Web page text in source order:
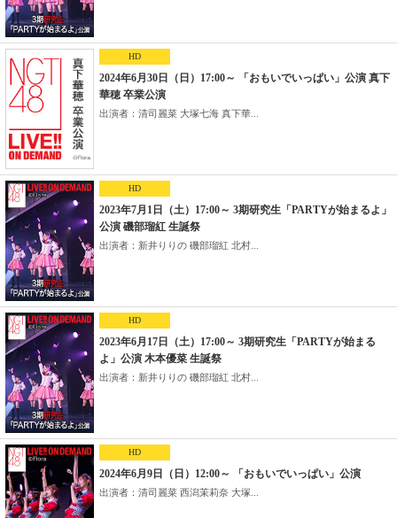
HD
2024年6月30日（日）17:00～ 「おもいでいっぱい」公演 真下
華穂 卒業公演
出演者：清司麗菜 大塚七海 真下華...
HD
2023年7月1日（土）17:00～ 3期研究生「PARTYが始まるよ」
公演 磯部瑠紅 生誕祭
出演者：新井りりの 磯部瑠紅 北村...
HD
2023年6月17日（土）17:00～ 3期研究生「PARTYが始まる
よ」公演 木本優菜 生誕祭
出演者：新井りりの 磯部瑠紅 北村...
HD
2024年6月9日（日）12:00～ 「おもいでいっぱい」公演
出演者：清司麗菜 西潟茉莉奈 大塚...